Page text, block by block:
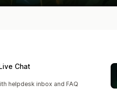
Chat
helpdesk inbox and FAQ